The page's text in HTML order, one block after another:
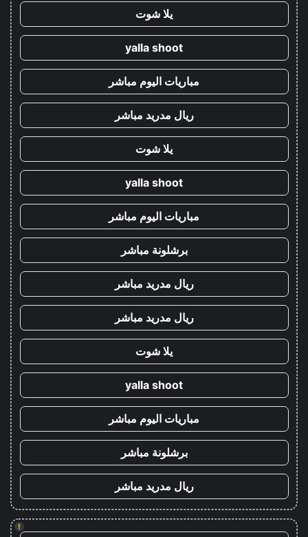
يلا شوت
yalla shoot
مباريات اليوم مباشر
ريال مدريد مباشر
يلا شوت
yalla shoot
مباريات اليوم مباشر
برشلونة مباشر
ريال مدريد مباشر
ريال مدريد مباشر
يلا شوت
yalla shoot
مباريات اليوم مباشر
برشلونة مباشر
ريال مدريد مباشر
!